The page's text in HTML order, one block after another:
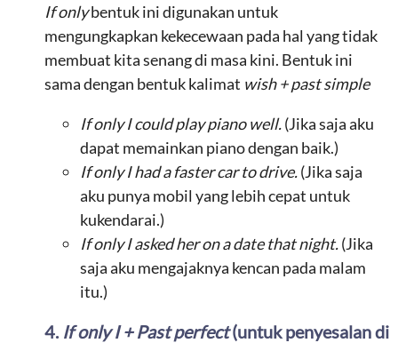
If onlybentuk ini digunakan untuk
mengungkapkan kekecewaan pada hal yang tidak
membuat kita senang di masa kini. Bentuk ini
sama dengan bentuk kalimat wish + past simple
If only I could play piano well.(Jika saja aku
dapat memainkan piano dengan baik.)
If only I had a faster car to drive.(Jika saja
aku punya mobil yang lebih cepat untuk
kukendarai.)
If only I asked her on a date that night.(Jika
saja aku mengajaknya kencan pada malam
itu.)
4. If only I + Past perfect(untuk penyesalan di